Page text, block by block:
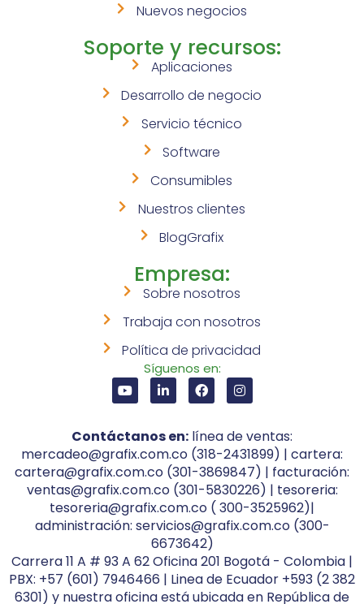
Nuevos negocios
Soporte y recursos:
Aplicaciones
Desarrollo de negocio
Servicio técnico
Software
Consumibles
Nuestros clientes
BlogGrafix
Empresa:
Sobre nosotros
Trabaja con nosotros
Política de privacidad
Síguenos en:
Contáctanos en: línea de ventas:
mercadeo@grafix.com.co (318-2431899) | cartera:
cartera@grafix.com.co (301-3869847) | facturación:
ventas@grafix.com.co (301-5830226) | tesoreria:
tesoreria@grafix.com.co ( 300-3525962)|
administración: servicios@grafix.com.co (300-
6673642)
Carrera 11 A # 93 A 62 Oficina 201 Bogotá - Colombia |
PBX: +57 (601) 7946466 | Linea de Ecuador +593 (2 382
6301) y nuestra oficina está ubicada en República de